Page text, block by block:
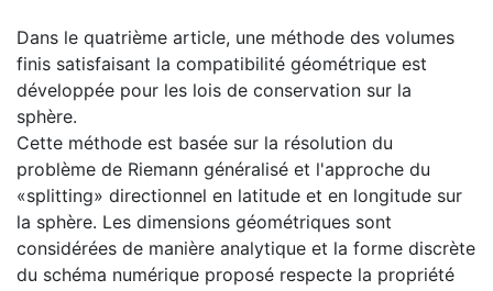
Dans le quatrième article, une méthode des volumes
finis satisfaisant la compatibilité géométrique est
développée pour les lois de conservation sur la
sphère.
Cette méthode est basée sur la résolution du
problème de Riemann généralisé et l'approche du
«splitting» directionnel en latitude et en longitude sur
la sphère. Les dimensions géométriques sont
considérées de manière analytique et la forme discrète
du schéma numérique proposé respecte la propriété